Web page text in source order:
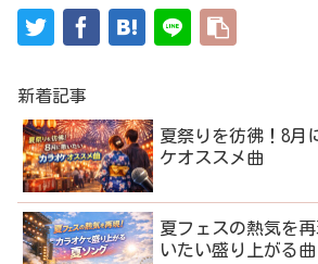
新着記事
夏祭りを彷彿！8月
ケオススメ曲
夏フェスの熱気を
いたい盛り上がる曲